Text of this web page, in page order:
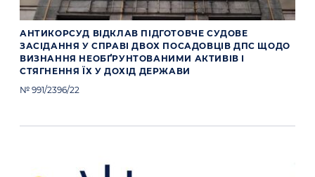
АНТИКОРСУД ВІДКЛАВ ПІДГОТОВЧЕ СУДОВЕ
ЗАСІДАННЯ У СПРАВІ ДВОХ ПОСАДОВЦІВ ДПС ЩОДО
ВИЗНАННЯ НЕОБҐРУНТОВАНИМИ АКТИВІВ І
СТЯГНЕННЯ ЇХ У ДОХІД ДЕРЖАВИ
№ 991/2396/22